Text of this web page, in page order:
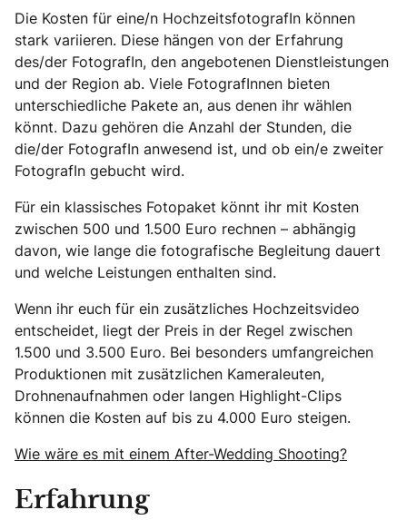
Die Kosten für eine/n HochzeitsfotografIn können
stark variieren. Diese hängen von der Erfahrung
des/der FotografIn, den angebotenen Dienstleistungen
und der Region ab. Viele FotografInnen bieten
unterschiedliche Pakete an, aus denen ihr wählen
könnt. Dazu gehören die Anzahl der Stunden, die
die/der FotografIn anwesend ist, und ob ein/e zweiter
FotografIn gebucht wird.
Für ein klassisches Fotopaket könnt ihr mit Kosten
zwischen 500 und 1.500 Euro rechnen – abhängig
davon, wie lange die fotografische Begleitung dauert
und welche Leistungen enthalten sind.
Wenn ihr euch für ein zusätzliches Hochzeitsvideo
entscheidet, liegt der Preis in der Regel zwischen
1.500 und 3.500 Euro. Bei besonders umfangreichen
Produktionen mit zusätzlichen Kameraleuten,
Drohnenaufnahmen oder langen Highlight-Clips
können die Kosten auf bis zu 4.000 Euro steigen.
Wie wäre es mit einem After-Wedding Shooting?
Erfahrung